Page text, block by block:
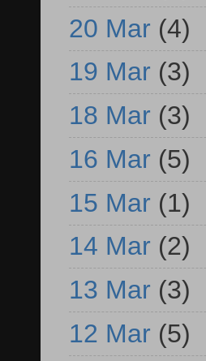
20 Mar (4)
19 Mar (3)
18 Mar (3)
16 Mar (5)
15 Mar (1)
14 Mar (2)
13 Mar (3)
12 Mar (5)